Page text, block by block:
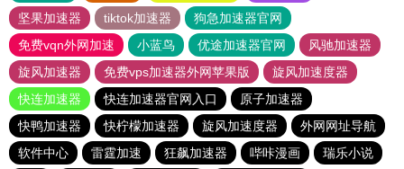
坚果加速器
tiktok加速器
狗急加速器官网
免费vqn外网加速
小蓝鸟 优途加速器官网
风驰加速器
旋风加速器
免费vps加速器外网苹果版
旋风加速度器
快连加速器
快连加速器官网入口
原子加速器
快鸭加速器
快柠檬加速器 旋风加速度器
外网网址导航
软件中心
雷霆加速 狂飙加速器 哔咔漫画
瑞乐小说